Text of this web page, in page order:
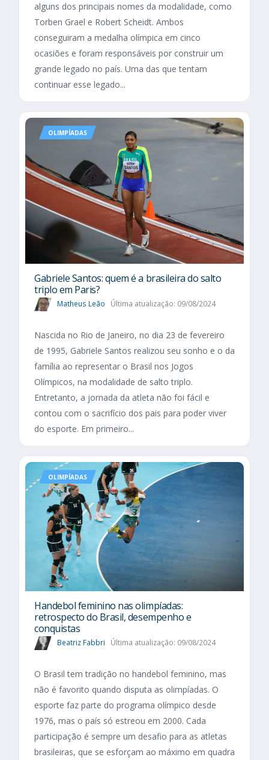
alguns dos principais nomes da modalidade, como
Torben Grael e Robert Scheidt. Ambos
conseguiram a medalha olímpica em cinco
ocasiões e foram responsáveis por construir um
grande legado no país. Uma das que tentam
continuar esse legado...
OLIMPÍADAS
Gabriele Santos: quem é a brasileira do salto
triplo em Paris?
Matheus Leão Última atualização: 09/08/2024
Nascida no Rio de Janeiro, no dia 23 de fevereiro
de 1995, Gabriele Santos realizou seu sonho e o da
família ao representar o Brasil nos Jogos
Olímpicos, na modalidade de salto triplo.
Entretanto, a jornada da atleta não foi fácil e
contou com o sacrifício dos pais para poder viver
do esporte. Em primeiro...
OLIMPÍADAS
Handebol feminino nas olimpíadas:
retrospecto do Brasil, desempenho e
conquistas
Beatriz Fabbri Última atualização: 09/08/2024
O Brasil tem tradição no handebol feminino, mas
não é favorito quando disputa as olimpíadas. O
esporte faz parte do programa olímpico desde
1976, mas o país só estreou em 2000. Cada
participação é sempre um desafio para as atletas
brasileiras, que se esforçam ao máximo em quadra